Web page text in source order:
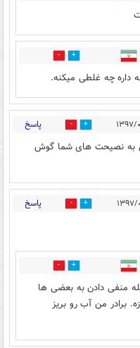
0
داره چه غلطی میکنه.
187 پاسخ
به نصیحت های شما گوش
335 پاسخ
120
منفی دادن به بعضی ها
برادر من آب رو بریز